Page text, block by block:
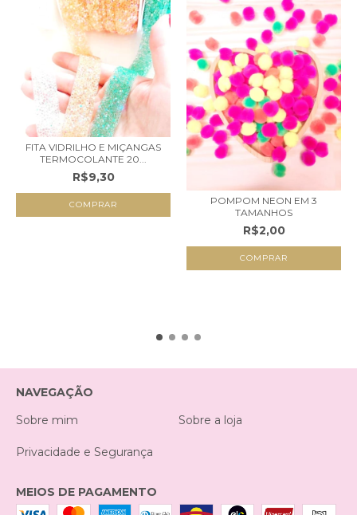
FITA VIDRILHO E MIÇANGAS
TERMOCOLANTE 20...
R$9,30
COMPRAR
POMPOM NEON EM 3
TAMANHOS
R$2,00
COMPRAR
NAVEGAÇÃO
Sobre mim
Sobre a loja
Privacidade e Segurança
MEIOS DE PAGAMENTO